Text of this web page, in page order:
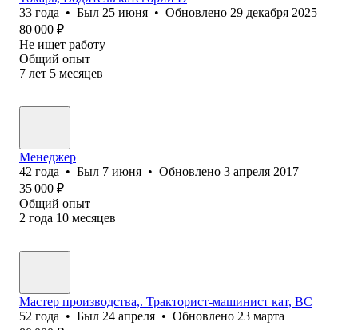
33 года • Был 25 июня • Обновлено 29 декабря 2025
80 000 ₽
Не ищет работу
Общий опыт
7 лет 5 месяцев
Менеджер
42 года • Был 7 июня • Обновлено 3 апреля 2017
35 000 ₽
Общий опыт
2 года 10 месяцев
Мастер производства,. Тракторист-машинист кат, ВС
52 года • Был 24 апреля • Обновлено 23 марта